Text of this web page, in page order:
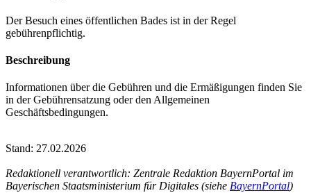
Der Besuch eines öffentlichen Bades ist in der Regel
gebührenpflichtig.
Beschreibung
Informationen über die Gebühren und die Ermäßigungen finden Sie
in der Gebührensatzung oder den Allgemeinen
Geschäftsbedingungen.
Stand: 27.02.2026
Redaktionell verantwortlich: Zentrale Redaktion BayernPortal im
Bayerischen Staatsministerium für Digitales (siehe BayernPortal)